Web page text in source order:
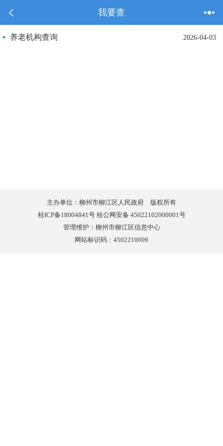
我要查
2026-04-03
养老机构查询
主办单位：柳州市柳江区人民政府 版权所有
桂ICP备18004841号 桂公网安备 45022102000001号
管理维护：柳州市柳江区信息中心
网站标识码：4502210009